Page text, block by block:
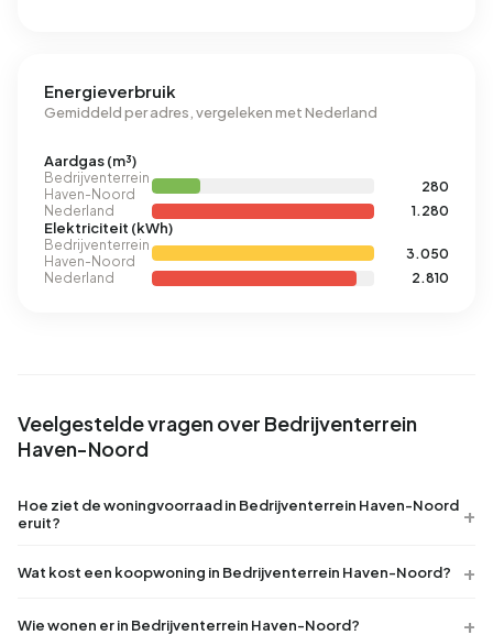
Energieverbruik
Gemiddeld per adres, vergeleken met Nederland
Aardgas (m³)
Bedrijventerrein
Haven-Noord
280
Nederland
1.280
Elektriciteit (kWh)
Bedrijventerrein
Haven-Noord
3.050
Nederland
2.810
Veelgestelde vragen over Bedrijventerrein
Haven-Noord
Hoe ziet de woningvoorraad in Bedrijventerrein Haven-Noord
eruit?
Wat kost een koopwoning in Bedrijventerrein Haven-Noord?
Wie wonen er in Bedrijventerrein Haven-Noord?